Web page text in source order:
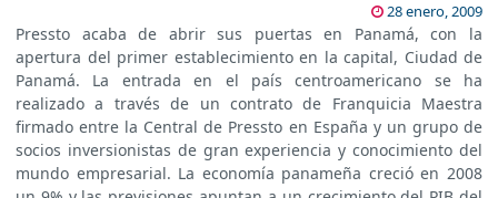
28 enero, 2009
Pressto acaba de abrir sus puertas en Panamá, con la
apertura del primer establecimiento en la capital, Ciudad de
Panamá. La entrada en el país centroamericano se ha
realizado a través de un contrato de Franquicia Maestra
firmado entre la Central de Pressto en España y un grupo de
socios inversionistas de gran experiencia y conocimiento del
mundo empresarial. La economía panameña creció en 2008